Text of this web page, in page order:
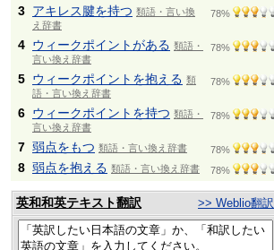
3 アキレス腱を持つ 類語・言い換
え辞書
78%
4 ウィークポイントがある 類語・
言い換え辞書
78%
5 ウィークポイントを抱える 類
語・言い換え辞書
78%
6 ウィークポイントを持つ 類語・
言い換え辞書
78%
7 弱点をもつ 類語・言い換え辞書 78%
8 弱点を抱える 類語・言い換え辞書 78%
英和和英テキスト翻訳 >> Weblio翻訳